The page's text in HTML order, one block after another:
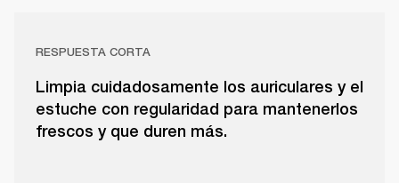
RESPUESTA CORTA
Limpia cuidadosamente los auriculares y el
estuche con regularidad para mantenerlos
frescos y que duren más.